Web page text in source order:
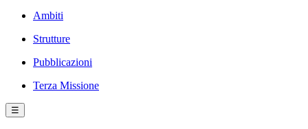
Ambiti
Strutture
Pubblicazioni
Terza Missione
☰